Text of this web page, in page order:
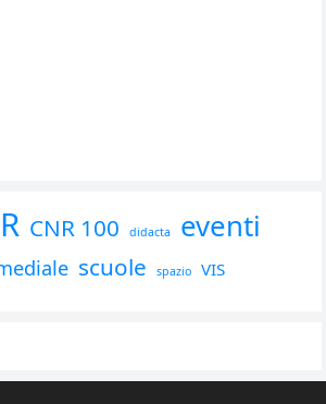
CNR 100 didacta eventi
scuole spazio VIS